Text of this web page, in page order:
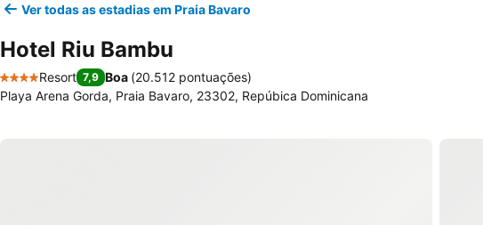
Ver todas as estadias em Praia Bavaro
Hotel Riu Bambu
4 Estrelas
Resort 7,9 Boa (20.512 pontuações)
Playa Arena Gorda, Praia Bavaro, 23302, Repúbica Dominicana